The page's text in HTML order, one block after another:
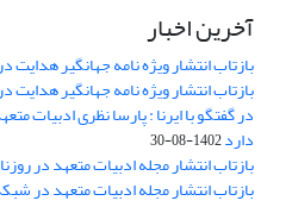
آخرین اخبار
بازتاب انتشار ویژه نامه جهانگیر هدایت
بازتاب انتشار ویژه نامه جهانگیر هدایت
در گفتگو با ایرنا : پارسا نظری ادبیات
دارد1402-08-30
بازتاب انتشار مجله ادبیات متعهد در
بازتاب انتشار مجله ادبیات متعهد در